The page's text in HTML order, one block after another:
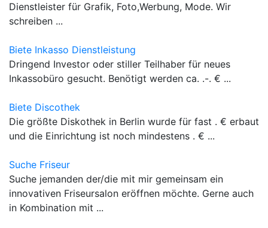
Dienstleister für Grafik, Foto,Werbung, Mode. Wir
schreiben ...
Biete Inkasso Dienstleistung
Dringend Investor oder stiller Teilhaber für neues
Inkassobüro gesucht. Benötigt werden ca. .-. € ...
Biete Discothek
Die größte Diskothek in Berlin wurde für fast . € erbaut
und die Einrichtung ist noch mindestens . € ...
Suche Friseur
Suche jemanden der/die mit mir gemeinsam ein
innovativen Friseursalon eröffnen möchte. Gerne auch
in Kombination mit ...